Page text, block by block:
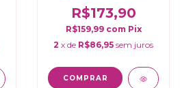
R$173,90
R$159,99 com Pix
2 x de R$86,95 sem juros
COMPRAR